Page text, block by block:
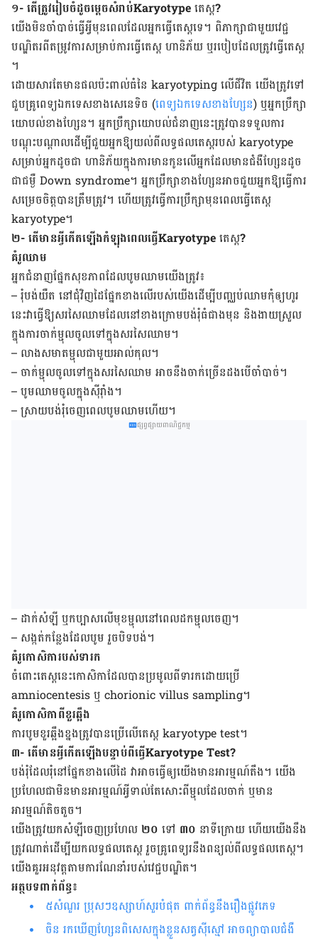
១- តើត្រូវរៀបចំដូចម្តេចសំរាប់Karyotypeតេស្ត?
យើង​មិន​ចាំ​បាច់​ធ្វើ​អ្វី​មុន​ពេល​ដែល​អ្នក​ធ្វើ​តេស្ត​ទេ។ ពិភាក្សា​ជាមួយ​វេជ្ជ
បណ្ឌិត​រពី​តម្រូវ​ការ​សម្រាប់​ការ​ធ្វើ​តេស្ត ហានិភ័យ ឬ​របៀប​ដែល​ត្រូវ​ធ្វើតេស្ត​
។
ដោយ​សារ​តែ​មាន​ផល​ប៉ះ​ពាល់​ធំ​នៃ karyotypingលើជីវិត​ យើង​​ត្រូវ​ទៅ​
ជួប​គ្រូ​ពេទ្យ​ឯក​ទេស​ខាង​សេនេទិច (ពេទ្យ​​ឯក​ទេស​ខាង​ហ្សែន) ឬ​អ្នក​ប្រឹក្សា​
យោបល់​ខាង​ហ្សែន។ អ្នក​ប្រឹក្សា​យោបល់​ជំនាញនេះ​​ត្រូវ​បាន​ទទួល​ការ​
បណ្តុះ​បណ្តាល​ដើម្បី​ជួយ​អ្នក​ឱ្យ​យល់​ពី​លទ្ធ​ផល​តេស្ត​របស់ ​karyotype
សម្រាប់​អ្នក​ដូច​ជា ហានិភ័យ​ក្នុង​ការ​មាន​កូន​លើ​អ្នក​ដែល​មាន​ជំងឺ​​ហ្សែន​ដូច​
ជា​ជម្ងឺ Down syndrome។ អ្នក​ប្រឹក្សា​ខាង​ហ្សែន​អាច​ជួយ​អ្នក​ឱ្យ​ធ្វើ​ការ​
សម្រេច​ចិត្ត​បាន​ត្រឹម​ត្រូវ។ ហើយ​ត្រូវ​ធ្វើ​ការ​ប្រឹក្សា​មុន​ពេល​ធ្វើ​តេស្ត ​
karyotype។
២- តើមានអ្វីកើតឡើងកំឡុងពេលធ្វើKaryotypeតេស្ត?
គំរូ​ឈាម
អ្នក​ជំនាញ​ផ្នែក​សុខ​ភាព​ដែល​បូម​ឈាម​យើង​​ត្រូវ៖
– រុំ​បង់​​យឺត​ នៅ​ជុំវិញ​ដៃ​ផ្នែក​ខាង​លើ​របស់​យើង​​ដើម្បី​បញ្ឈប់​ឈាម​កុំ​ឲ្យ​ហូរ
នេះ​វា​ធ្វើ​ឱ្យ​សរសៃ​ឈាម​ដែល​នៅ​ខាង​ក្រោម​បង់​រុំ​ធំ​ជាង​មុន និងងាយ​ស្រួល​
ក្នុង​ការ​ចាក់​ម្ជុល​ចូល​ទៅ​ក្នុង​សរសៃ​ឈាម។
– លាង​សមាត​ម្ជុល​ជាមួយ​អាល់​កុល។
– ចាក់​ម្ជុល​ចូល​ទៅ​ក្នុង​សរសៃ​ឈាម អាច​នឹង​ចាក់​ច្រើន​ដង​បើ​ចាំ​បាច់។
– បូម​ឈាម​ចូល​ក្នុង​ស៊ីរ៉ាំង។
– ស្រាយ​បង់​រុំ​ចេញពេល​បូម​​ឈាម​ហើយ។
ផ្សព្វផ្សាយពាណិជ្ជកម្ម
– ដាក់​សំឡី ឬ​កប្បាស​លើ​មុខ​ម្ជុល​នៅ​ពេល​ដក​ម្ជុល​ចេញ។
– សង្កត់​កន្លែង​ដែល​បូម រួច​បិទបង់​។
គំរូ​កោសិកា​របស់​ទារក
ចំពោះ​តេស្ត​នេះ​កោសិកា​ដែល​បាន​ប្រមូល​ពី​ទារក​ដោយ​ប្រើ​
amniocentesisឬ chorionicvillussampling។
គំរូ​កោសិកា​ពី​ខួរ​ឆ្អឹង
ការ​បូម​ខួរ​ឆ្អឹង​ខ្នង​ត្រូវ​បាន​ប្រើ​លើ​តេស្តkaryotypetest។
៣- តើមានអ្វីកើតឡើងបន្ទាប់ពីធ្វើKaryotypeTest?
បង់​រុំ​ដែល​រុំ​នៅ​ផ្នែក​ខាង​លើ​ដៃ​ វាអាចធ្វើឲ្យ​យើង​មាន​អារម្មណ៍​តឹង។ យើង​​
ប្រហែល​ជា​មិន​មាន​អារម្មណ៍​អ្វី​ទាល់​តែ​សោះ​ពី​ម្ជុល​ដែល​ចាក់ ឬ​មាន​
អារម្មណ៍​តិច​តួច។
យើង​ត្រូវ​យក​សំឡី​ចេញ​ប្រហែល ២០ ទៅ ៣០ នាទី​ក្រោយ ហើយ​យើង​​នឹង​
ត្រូវ​ណាត់ដើម្បី​យក​លទ្ធផល​តេស្ត​ រួច​គ្រូពេទ្យ​រ​នឹង​ពន្យល់​ពី​លទ្ធផល​តេស្ត​។
យើង​គួរ​អនុវត្ត​តាម​ការ​ណែ​នាំ​របស់​វេជ្ជបណ្ឌិត​។
អត្ថបទពាក់ព័ន្ធ៖
៥សំណួរ ប្រុសៗឧស្សាហ៍សួរបំផុត ពាក់ព័ន្ធនឹងរឿងផ្លូវភេទ
ចិន រក​ឃើញ​​ហ្សែន​​ពិសេសក្នុង​ខ្លួនសត្វ​ស៊ី​ស្មៅ អាចព្យាបាល​ជំងឺ​